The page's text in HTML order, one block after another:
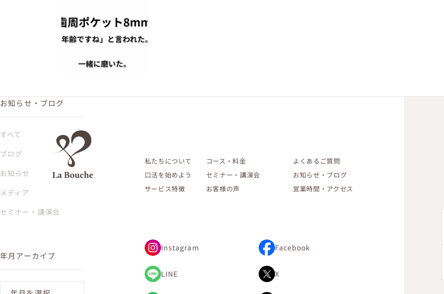
お知らせ・ブログ
すべて
ブログ
お知らせ
メディア
セミナー・講演会
年月アーカイブ
私たちについて
口活を始めよう
サービス特徴
コース・料金
セミナー・講演会
お客様の声
営業時間・アクセス
お知らせ・ブログ
よくあるご質問
Instagram Facebook
LINE X